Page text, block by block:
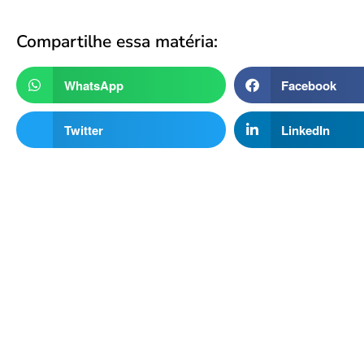
Compartilhe essa matéria:
WhatsApp Facebook
Twitter LinkedIn